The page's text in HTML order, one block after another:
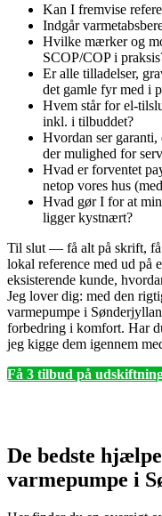
Kan I fremvise
Indgår
Hvilke mærker og
SCOP/COP i
Er alle tilladelser,
det gamle fyr med i
Hvem står for
inkl. i tilbuddet?
Hvordan ser
der mulighed for
Hvad er forventet
netop vores hus
Hvad gør I for at
ligger kystnært?
Til slut — få alt på skrift, få
lokal reference med ud på
eksisterende kunde,
Jeg lover dig: med den
varmepumpe i
forbedring i komfort. Har
jeg kigge dem igennem
Få 3 tilbud på
De bedste
varmepumpe i